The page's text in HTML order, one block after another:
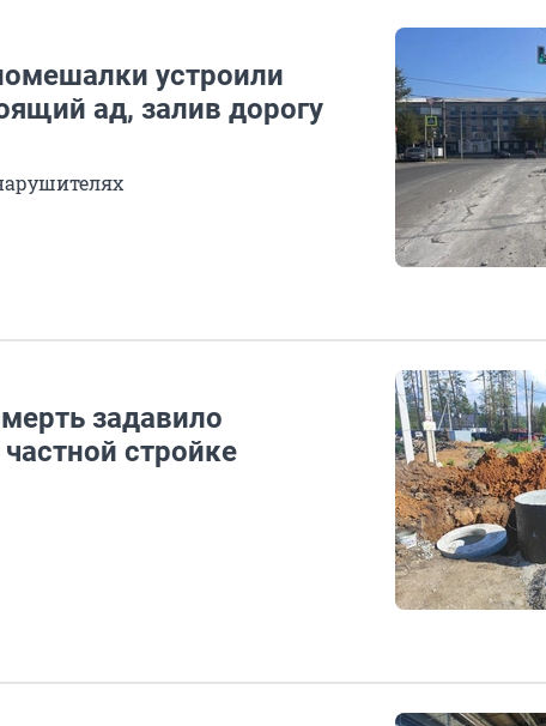
устроили
ад, залив дорогу
задавило
стройке